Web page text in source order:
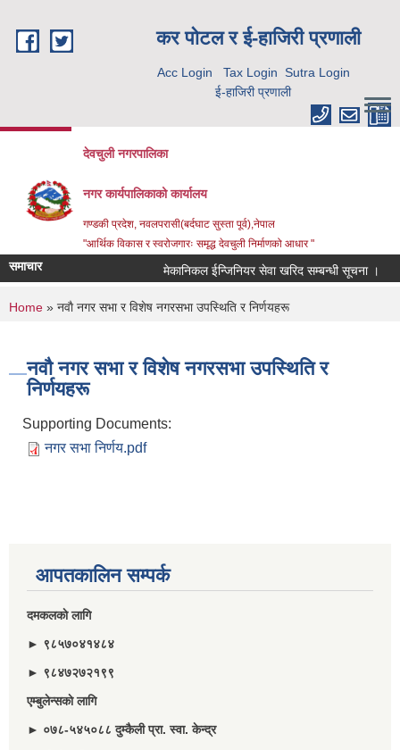
कर पाेटल र ई-हाजिरी प्रणाली
Acc Login Tax Login Sutra Login
ई-हाजिरी प्रणाली
देवचुली नगरपालिका
नगर कार्यपालिकाको कार्यालय
गण्डकी प्रदेश, नवलपरासी(बर्दघाट सुस्ता पूर्व),नेपाल
"आर्थिक विकास र स्वरोजगारः समृद्ध देवचुली निर्माणको आधार "
समाचार मेकानिकल ईन्जिनियर सेवा खरिद सम्बन्धी सूचना ।
You are here
Home » नवाै नगर सभा र विशेष नगरसभा उपस्थिति र निर्णयहरू
नवाै नगर सभा र विशेष नगरसभा उपस्थिति र
निर्णयहरू
Supporting Documents:
नगर सभा निर्णय.pdf
आपतकालिन सम्पर्क
दमकलकाे लागि
► ९८५७०४१४८४
► ९८४७२७२१९९
एम्बुलेन्सकाे लागि
► ०७८-५४५०८८ दुम्कैली प्रा. स्वा. केन्द्र